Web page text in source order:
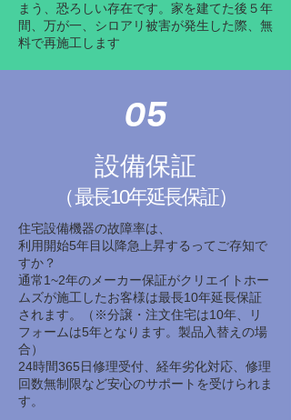
まう、恐ろしい存在です。家を建てた後５年
間、万が一、シロアリ被害が発生した際、無
料で再施工します
05
設備保証
（最長10年延長保証）
住宅設備機器の故障率は、
利用開始5年目以降急上昇するってご存知で
すか？
通常1~2年のメーカー保証がクリエイトホー
ムズが施工したお客様は最長10年延長保証
されます。（※分譲・注文住宅は10年、リ
フォームは5年となります。製品入替えの場
合）
24時間365日修理受付、経年劣化対応、修理
回数無制限など安心のサポートを受けられま
す。